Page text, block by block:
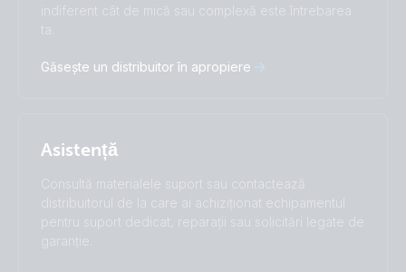
Deutsch
English
Nederlands
Norsk
Türkçe
中國人
I agree to receive the newsletter and accept the
indiferent cât de mică sau complexă este întrebarea
ta.
Găsește un distribuitor în apropiere
Asistență
Consultă materialele suport sau contactează
distribuitorul de la care ai achiziționat echipamentul
pentru suport dedicat, reparații sau solicitări legate de
garanție.